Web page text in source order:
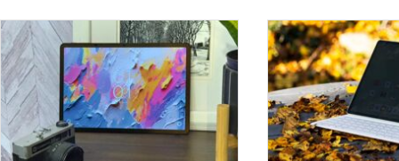
đến trải nghiệm người dùng liền mạch
và mượt mà hơn.
để lại một điểm trừ